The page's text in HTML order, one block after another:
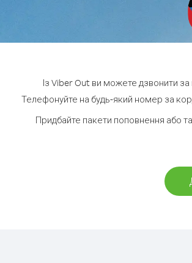
Із Viber Out ви можете дзвонити
Телефонуйте на будь-який номер за
Придбайте пакети поповнення або